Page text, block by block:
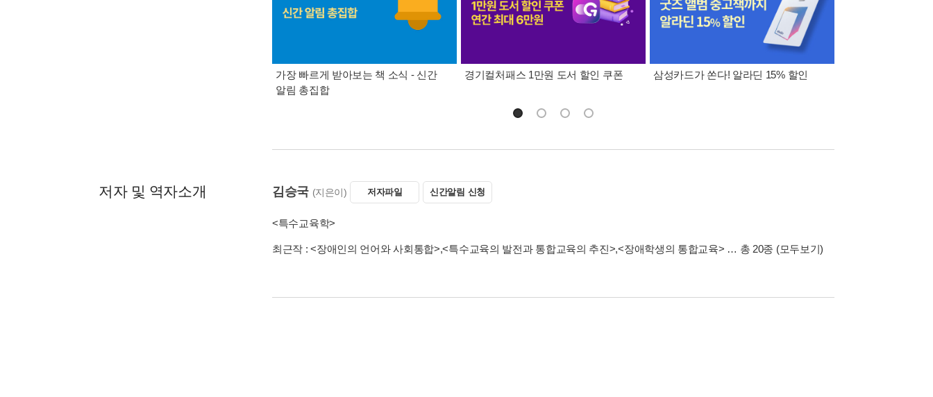
가장 빠르게 받아보는 책 소식 - 신간
알림 총집합
경기컬처패스 1만원 도서 할인 쿠폰 삼성카드가 쏜다! 알라딘 15% 할인
저자 및 역자소개 김승국 (지은이) 저자파일 신간알림 신청
<특수교육학>
최근작 :<장애인의 언어와 사회통합>,<특수교육의 발전과 통합교육의 추진>,<장애학생의 통합교육> … 총 20종 (모두보기)